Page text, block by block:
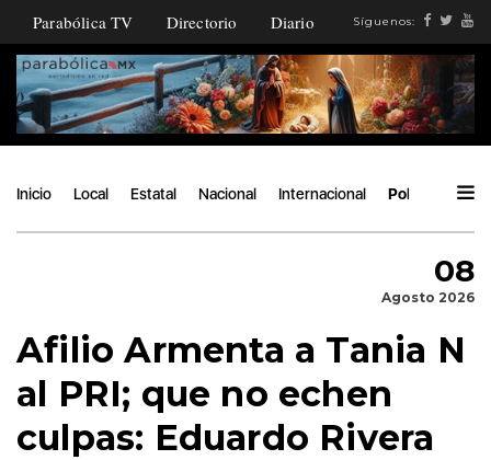
Parabólica TV Directorio Diario Síguenos:
Inicio Local Estatal Nacional Internacional Política
08
Agosto 2026
Afilio Armenta a Tania N
al PRI; que no echen
culpas: Eduardo Rivera